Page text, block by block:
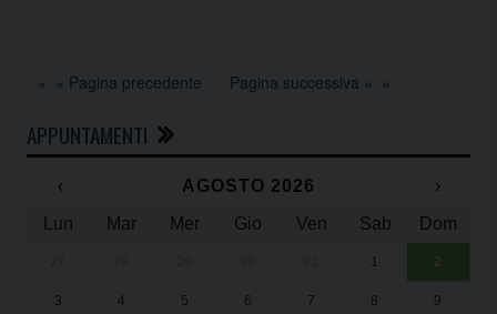
« Pagina precedente Pagina successiva »
APPUNTAMENTI
‹ AGOSTO 2026
›
Lun
Mar Mer Gio Ven Sab Dom
1 2
3 4 5 6 7 8 9